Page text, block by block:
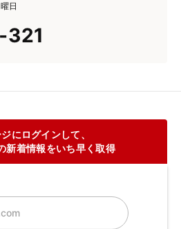
日
にログインして、
新着情報をいち早く取得